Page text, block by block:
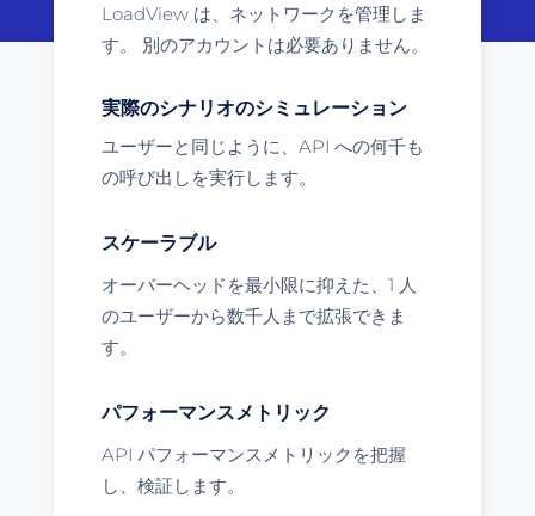
LoadView は、ネットワークを管理しま
す。 別のアカウントは必要ありません。
実際のシナリオのシミュレーション
ユーザーと同じように、API への何千も
の呼び出しを実行します。
スケーラブル
オーバーヘッドを最小限に抑えた、1 人
のユーザーから数千人まで拡張できま
す。
パフォーマンスメトリック
API パフォーマンスメトリックを把握
し、検証します。